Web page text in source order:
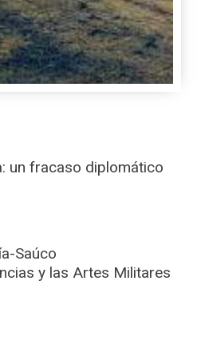
un fracaso diplomático
Saúco
y las Artes Militares